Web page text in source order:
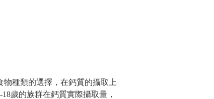
種類的選擇，在鈣質的攝取上
歲的族群在鈣質實際攝取量，